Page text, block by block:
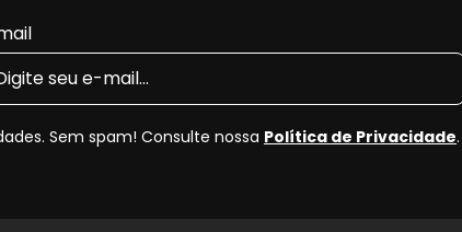
da suspensão.
perda de controle em
vazamento de óleo e menor
Sem spam! Consulte nossa Política de Privacidade.